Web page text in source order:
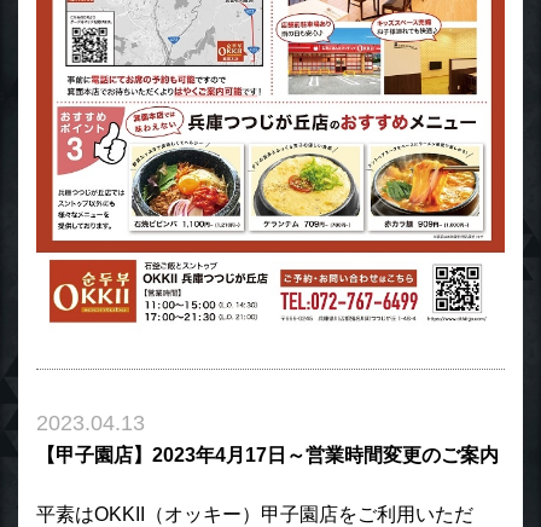
2023.04.13
【甲子園店】2023年4月17日～営業時間変更のご案内
平素はOKKII（オッキー）甲子園店をご利用いただ